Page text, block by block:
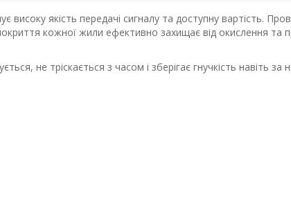
якість передачі сигналу та доступну вартість.
кожної жили ефективно захищає від окислення та
не тріскається з часом і зберігає гнучкість навіть за